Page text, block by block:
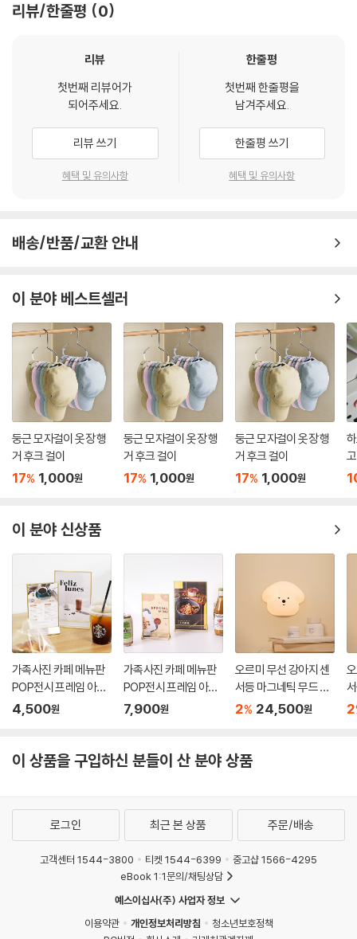
리뷰/한줄평 0
리뷰
첫번째 리뷰어가
되어주세요.
리뷰 쓰기
혜택 및 유의사항
한줄평
첫번째 한줄평을
남겨주세요.
한줄평 쓰기
혜택 및 유의사항
배송/반품/교환 안내
이 분야 베스트셀러
둥근 모자걸이 옷장 행
거 후크 걸이
17% 1,000원
둥근 모자걸이 옷장 행
거 후크 걸이
17% 1,000원
둥근 모자걸이 옷장 행
거 후크 걸이
17% 1,000원
이 분야 신상품
가족사진 카페 메뉴판
POP전시 프레임 아크
릴 액자 중
4,500원
가족사진 카페 메뉴판
POP전시 프레임 아크
릴 액자 대
7,900원
오르미 무선 강아지 센
서등 마그네틱 무드 모
션감지 현관 LED
2% 24,500원 2
이 상품을 구입하신 분들이 산 분야 상품
로그인 최근 본 상품 주문/배송
고객센터 1544-3800 티켓 1544-6399
중고샵 1566-4295
eBook 1:1문의/채팅상담
예스이십사(주) 사업자 정보
이용약관
개인정보처리방침
청소년보호정책